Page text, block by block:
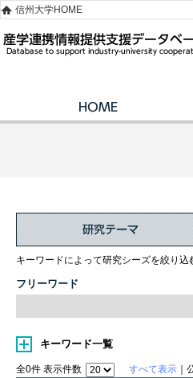
信州大学HOME
キーワードによって研究シーズを絞り込
フリーワード
キーワード一覧
全0件 表示件数 すべて表示 ｜